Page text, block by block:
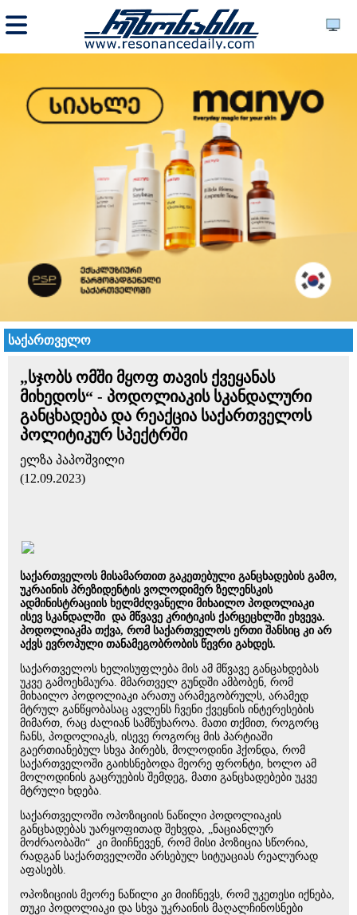
საქართველო
„სჯობს ომში მყოფ თავის ქვეყანას
მიხედოს“ - პოდოლიაკის სკანდალური
განცხადება და რეაქცია საქართველოს
პოლიტიკურ სპექტრში
ელზა პაპოშვილი
(12.09.2023)
საქართველოს მისამართით გაკეთებული განცხადების გამო,
უკრაინის პრეზიდენტის ვოლოდიმერ ზელენსკის
ადმინისტრაციის ხელმძღვანელი მიხაილო პოდოლიაკი
ისევ სკანდალში და მწვავე კრიტიკის ქარცეცხლში ეხვევა.
პოდოლიაკმა თქვა, რომ საქართველოს ერთი შანსიც კი არ
აქვს ევროპული თანამეგობრობის წევრი გახდეს.
საქართველოს ხელისუფლება მის ამ მწვავე განცახდებას
უკვე გამოეხმაურა. მმართველ გუნდში ამბობენ, რომ
მიხაილო პოდოლიაკი არათუ არამეგობრულს, არამედ
მტრულ განწყობასაც ავლენს ჩვენი ქვეყნის ინტერესების
მიმართ, რაც ძალიან სამწუხაროა. მათი თქმით, როგორც
ჩანს, პოდოლიაკს, ისევე როგორც მის პარტიაში
გაერთიანებულ სხვა პირებს, მოლოდინი ჰქონდა, რომ
საქართველოში გაიხსნებოდა მეორე ფრონტი, ხოლო ამ
მოლოდინის გაცრუების შემდეგ, მათი განცხადებები უკვე
მტრული ხდება.
საქართველოში ოპოზიციის ნაწილი პოდოლიაკის
განცხადებას უარყოფითად შეხვდა, „ნაციანლურ
მოძრაობაში“ კი მიიჩნევენ, რომ მისი პოზიცია სწორია,
რადგან საქართველოში არსებულ სიტუაციას რეალურად
აფასებს.
ოპოზიციის მეორე ნაწილი კი მიიჩნევს, რომ უკეთესი იქნება,
თუკი პოდოლიაკი და სხვა უკრაინის მაღალჩინოსნები